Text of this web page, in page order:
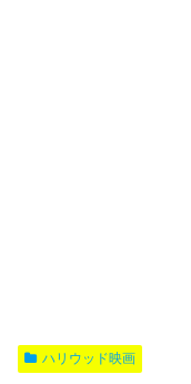
ハリウッド映画